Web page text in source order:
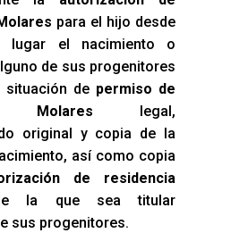
para el hijo desde
lugar el nacimiento o
de sus progenitores
situación de permiso de
Molares legal,
original y copia de la
así como copia
de residencia
la que sea titular
sus progenitores.